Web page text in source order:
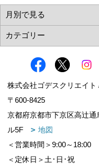
株式会社ゴデスクリエイト
〒600-8425
京都府京都市下京区高辻
ル5F
地図
＜営業時間＞9:00～18:00
＜定休日＞土･日･祝